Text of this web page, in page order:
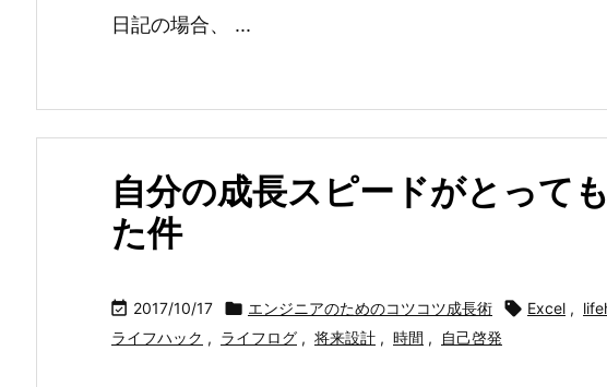
日記の場合、 ...
自分の成長スピードがとって
た件
 2017/10/17  エンジニアのためのコツコツ成長術  Excel ,
ライフハック , ライフログ , 将来設計 , 時間 , 自己啓発